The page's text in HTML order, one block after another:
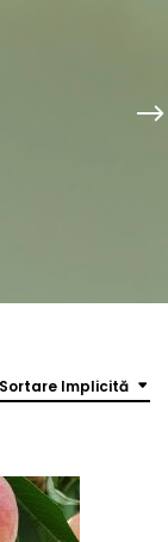
Sortare Implicită